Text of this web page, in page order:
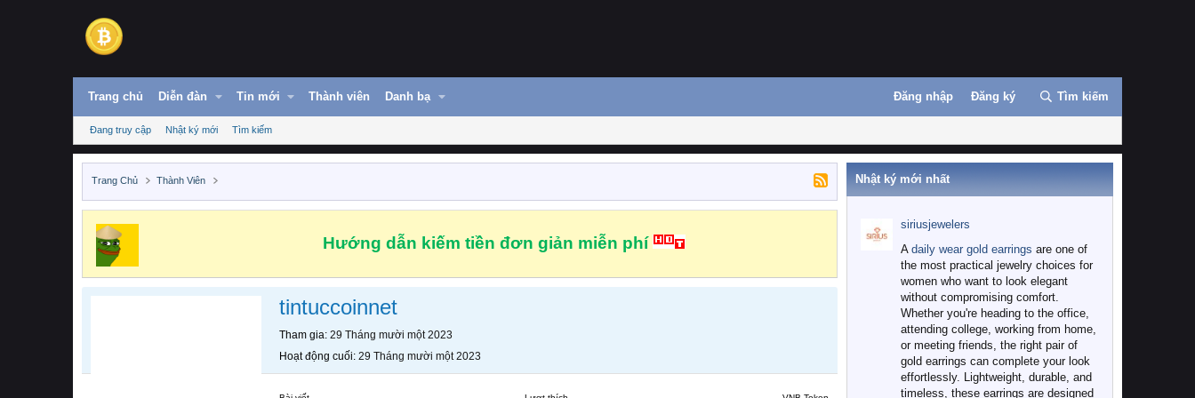
Trang chủ Diễn đàn Tin mới Thành viên Danh bạ Đăng nhập Đăng ký Tìm kiếm
Đang truy cập Nhật ký mới Tìm kiếm
Trang Chủ Thành Viên
Hướng dẫn kiếm tiền đơn giản miễn phí
tintuccoinnet
Tham gia 29 Tháng mười một 2023
Hoạt động cuối 29 Tháng mười một 2023
Nhật ký mới nhất
siriusjewelers
A daily wear gold earrings are one of
the most practical jewelry choices for
women who want to look elegant
without compromising comfort.
Whether you're heading to the office,
attending college, working from home,
or meeting friends, the right pair of
gold earrings can complete your look
effortlessly. Lightweight, durable, and
timeless, these earrings are designed